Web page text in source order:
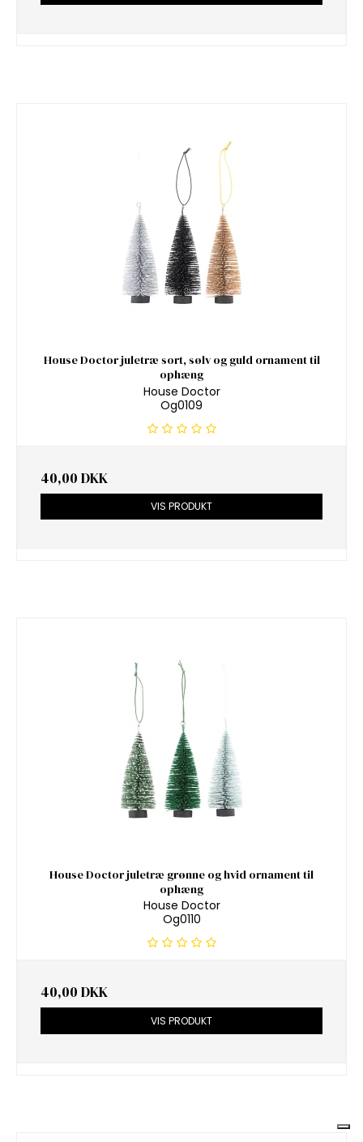
House Doctor juletræ sort, sølv og guld ornament til
ophæng
House Doctor
Og0109
40,00 DKK
VIS PRODUKT
House Doctor juletræ grønne og hvid ornament til
ophæng
House Doctor
Og0110
40,00 DKK
VIS PRODUKT